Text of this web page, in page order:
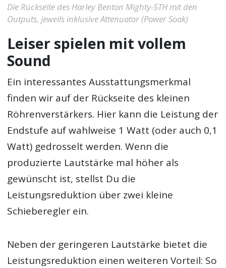
Die Rückseite des Harley Benton Mighty-5TH mit den
Outputs, jeweils inklusive Attenuator (Power Soak)
Leiser spielen mit vollem
Sound
Ein interessantes Ausstattungsmerkmal
finden wir auf der Rückseite des kleinen
Röhrenverstärkers. Hier kann die Leistung der
Endstufe auf wahlweise 1 Watt (oder auch 0,1
Watt) gedrosselt werden. Wenn die
produzierte Lautstärke mal höher als
gewünscht ist, stellst Du die
Leistungsreduktion über zwei kleine
Schieberegler ein.
Neben der geringeren Lautstärke bietet die
Leistungsreduktion einen weiteren Vorteil: So